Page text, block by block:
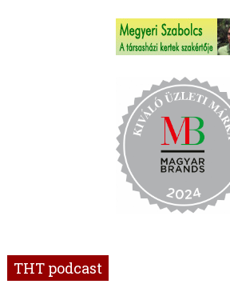
THT podcast